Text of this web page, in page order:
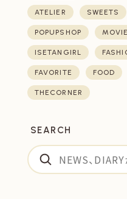
ATELIER SWEETS
POPUPSHOP MOVIE
ISETANGIRL
FAVORITE FOOD
THECORNER
SEARCH